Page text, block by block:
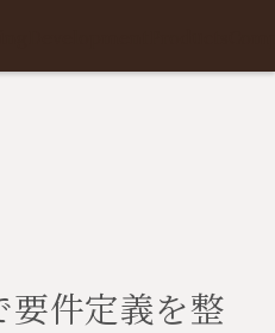
要件定義を整